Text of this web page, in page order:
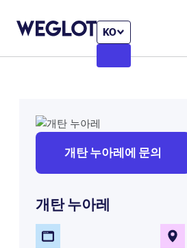
KO
개탄 누아레에 문의
개탄 누아레